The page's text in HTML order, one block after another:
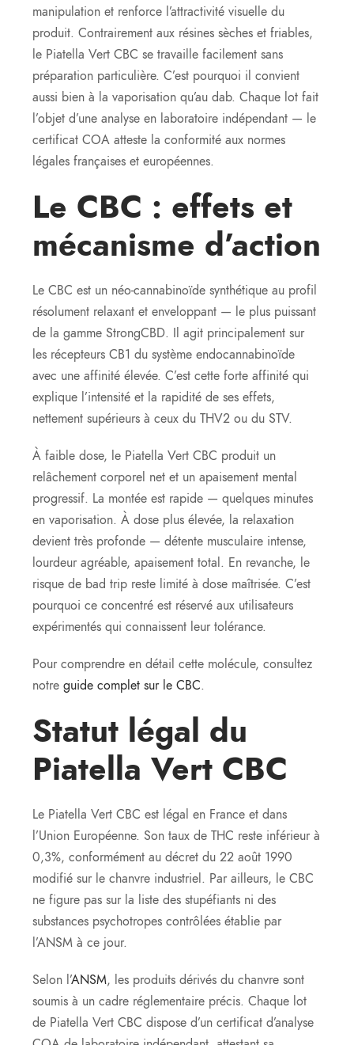
manipulation et renforce l’attractivité visuelle du
produit. Contrairement aux résines sèches et friables,
le Piatella Vert CBC se travaille facilement sans
préparation particulière. C’est pourquoi il convient
aussi bien à la vaporisation qu’au dab. Chaque lot fait
l’objet d’une analyse en laboratoire indépendant — le
certificat COA atteste la conformité aux normes
légales françaises et européennes.
Le CBC : effets et
mécanisme d’action
Le CBC est un néo-cannabinoïde synthétique au profil
résolument relaxant et enveloppant — le plus puissant
de la gamme StrongCBD. Il agit principalement sur
les récepteurs CB1 du système endocannabinoïde
avec une affinité élevée. C’est cette forte affinité qui
explique l’intensité et la rapidité de ses effets,
nettement supérieurs à ceux du THV2 ou du STV.
À faible dose, le Piatella Vert CBC produit un
relâchement corporel net et un apaisement mental
progressif. La montée est rapide — quelques minutes
en vaporisation. À dose plus élevée, la relaxation
devient très profonde — détente musculaire intense,
lourdeur agréable, apaisement total. En revanche, le
risque de bad trip reste limité à dose maîtrisée. C’est
pourquoi ce concentré est réservé aux utilisateurs
expérimentés qui connaissent leur tolérance.
Pour comprendre en détail cette molécule, consultez
notre guide complet sur le CBC.
Statut légal du
Piatella Vert CBC
Le Piatella Vert CBC est légal en France et dans
l’Union Européenne. Son taux de THC reste inférieur à
0,3%, conformément au décret du 22 août 1990
modifié sur le chanvre industriel. Par ailleurs, le CBC
ne figure pas sur la liste des stupéfiants ni des
substances psychotropes contrôlées établie par
l’ANSM à ce jour.
Selon l’ANSM, les produits dérivés du chanvre sont
soumis à un cadre réglementaire précis. Chaque lot
de Piatella Vert CBC dispose d’un certificat d’analyse